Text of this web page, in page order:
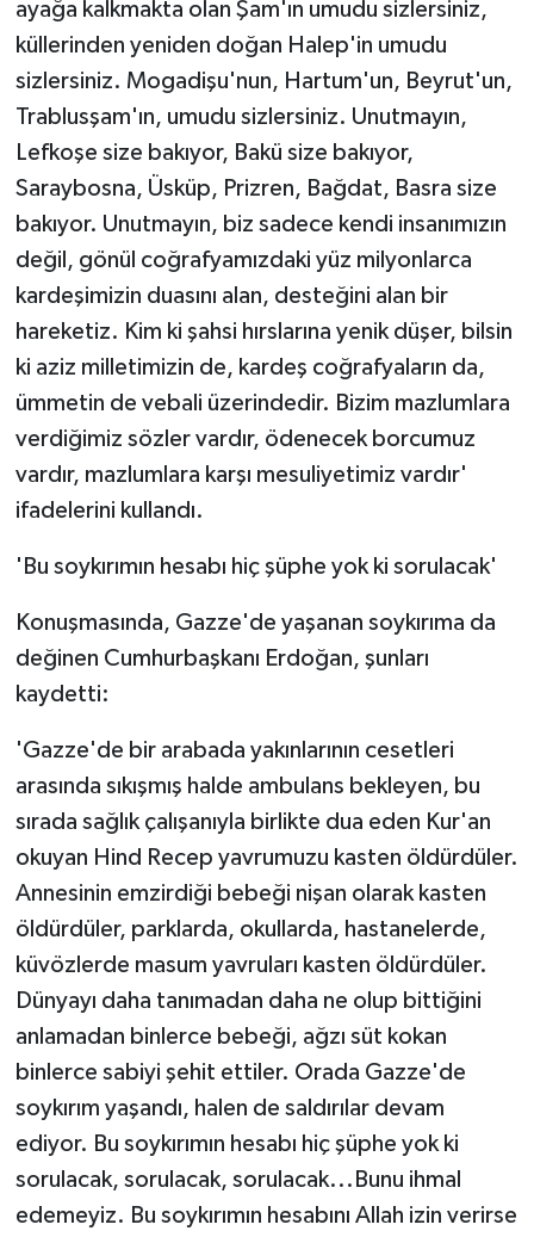
ayağa kalkmakta olan Şam'ın umudu sizlersiniz,
küllerinden yeniden doğan Halep'in umudu
sizlersiniz. Mogadişu'nun, Hartum'un, Beyrut'un,
Trablusşam'ın, umudu sizlersiniz. Unutmayın,
Lefkoşe size bakıyor, Bakü size bakıyor,
Saraybosna, Üsküp, Prizren, Bağdat, Basra size
bakıyor. Unutmayın, biz sadece kendi insanımızın
değil, gönül coğrafyamızdaki yüz milyonlarca
kardeşimizin duasını alan, desteğini alan bir
hareketiz. Kim ki şahsi hırslarına yenik düşer, bilsin
ki aziz milletimizin de, kardeş coğrafyaların da,
ümmetin de vebali üzerindedir. Bizim mazlumlara
verdiğimiz sözler vardır, ödenecek borcumuz
vardır, mazlumlara karşı mesuliyetimiz vardır'
ifadelerini kullandı.
'Bu soykırımın hesabı hiç şüphe yok ki sorulacak'
Konuşmasında, Gazze'de yaşanan soykırıma da
değinen Cumhurbaşkanı Erdoğan, şunları
kaydetti:
'Gazze'de bir arabada yakınlarının cesetleri
arasında sıkışmış halde ambulans bekleyen, bu
sırada sağlık çalışanıyla birlikte dua eden Kur'an
okuyan Hind Recep yavrumuzu kasten öldürdüler.
Annesinin emzirdiği bebeği nişan olarak kasten
öldürdüler, parklarda, okullarda, hastanelerde,
küvözlerde masum yavruları kasten öldürdüler.
Dünyayı daha tanımadan daha ne olup bittiğini
anlamadan binlerce bebeği, ağzı süt kokan
binlerce sabiyi şehit ettiler. Orada Gazze'de
soykırım yaşandı, halen de saldırılar devam
ediyor. Bu soykırımın hesabı hiç şüphe yok ki
sorulacak, sorulacak, sorulacak...Bunu ihmal
edemeyiz. Bu soykırımın hesabını Allah izin verirse